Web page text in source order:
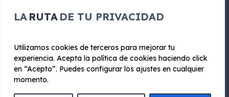
LA RUTA DE TU PRIVACIDAD
Utilizamos cookies de terceros para mejorar tu
experiencia. Acepta la política de cookies haciendo click
en “Acepto”. Puedes configurar los ajustes en cualquier
momento.
Reyes
© 2020 - 2026 Renting Mad
Aviso legal y Privacidad